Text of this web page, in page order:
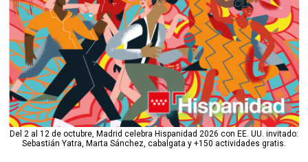
Del 2 al 12 de octubre, Madrid celebra Hispanidad 2026 con EE. UU. invitado:
Sebastián Yatra, Marta Sánchez, cabalgata y +150 actividades gratis.